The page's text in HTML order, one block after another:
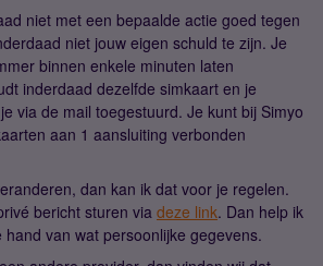
niet met een bepaalde actie goed tegen
niet jouw eigen schuld te zijn. Je
binnen enkele minuten laten
inderdaad dezelfde simkaart en je
via de mail toegestuurd. Je kunt bij Simyo
aan 1 aansluiting verbonden
dan kan ik dat voor je regelen.
bericht sturen via deze link. Dan help ik
van wat persoonlijke gegevens.